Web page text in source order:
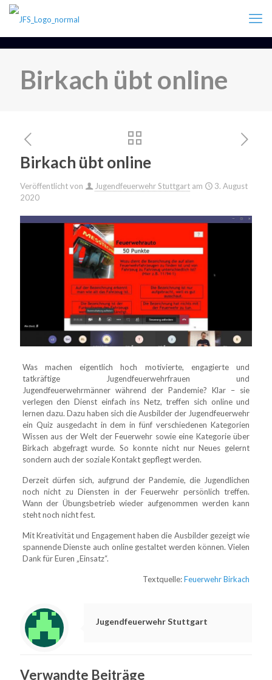
Birkach übt online
Birkach übt online
Veröffentlicht von Jugendfeuerwehr Stuttgart am
3. August
2020
Was machen eigentlich hoch motivierte, engagierte und
tatkräftige Jugendfeuerwehrfrauen und
Jugendfeuerwehrmänner während der Pandemie? Klar – sie
verlegen den Dienst einfach ins Netz, treffen sich online und
lernen dazu. Dazu haben sich die Ausbilder der Jugendfeuerwehr
ein Quiz ausgedacht in dem in fünf verschiedenen Kategorien
Wissen aus der Welt der Feuerwehr sowie eine Kategorie über
Birkach abgefragt wurde. So konnte nicht nur Neues gelernt
sondern auch der soziale Kontakt gepflegt werden.
Derzeit dürfen sich, aufgrund der Pandemie, die Jugendlichen
noch nicht zu Diensten in der Feuerwehr persönlich treffen.
Wann der Übungsbetrieb wieder aufgenommen werden kann
steht noch nicht fest.
Mit Kreativität und Engagement haben die Ausbilder gezeigt wie
spannende Dienste auch online gestaltet werden können. Vielen
Dank für Euren „Einsatz“.
Textquelle:Feuerwehr Birkach
Jugendfeuerwehr Stuttgart
Verwandte Beiträge